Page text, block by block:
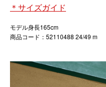
＊サイズガイド
モデル身長165cm
商品コード：52110488 24/49 m